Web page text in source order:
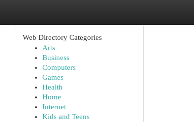
Web Directory Categories
Arts
Business
Computers
Games
Health
Home
Internet
Kids and Teens